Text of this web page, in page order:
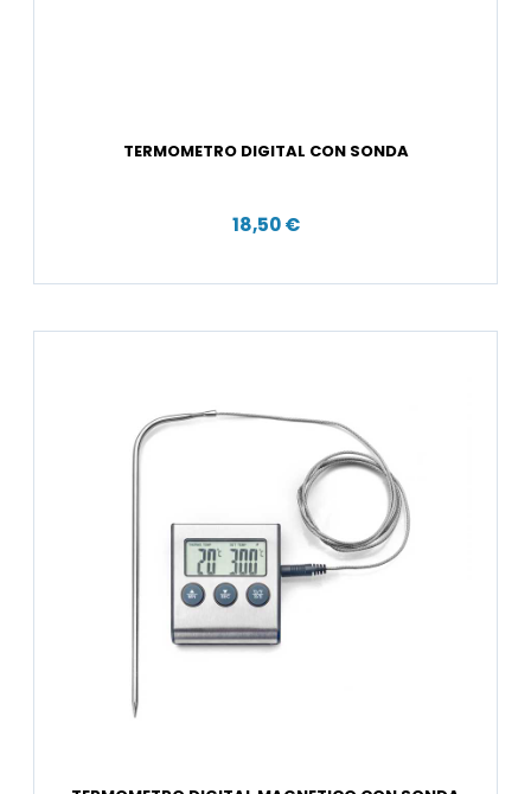
TERMOMETRO DIGITAL CON SONDA
18,50 €